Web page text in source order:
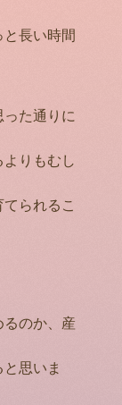
長い時間
た通りに
りもむし
られるこ
のか、産
思いま